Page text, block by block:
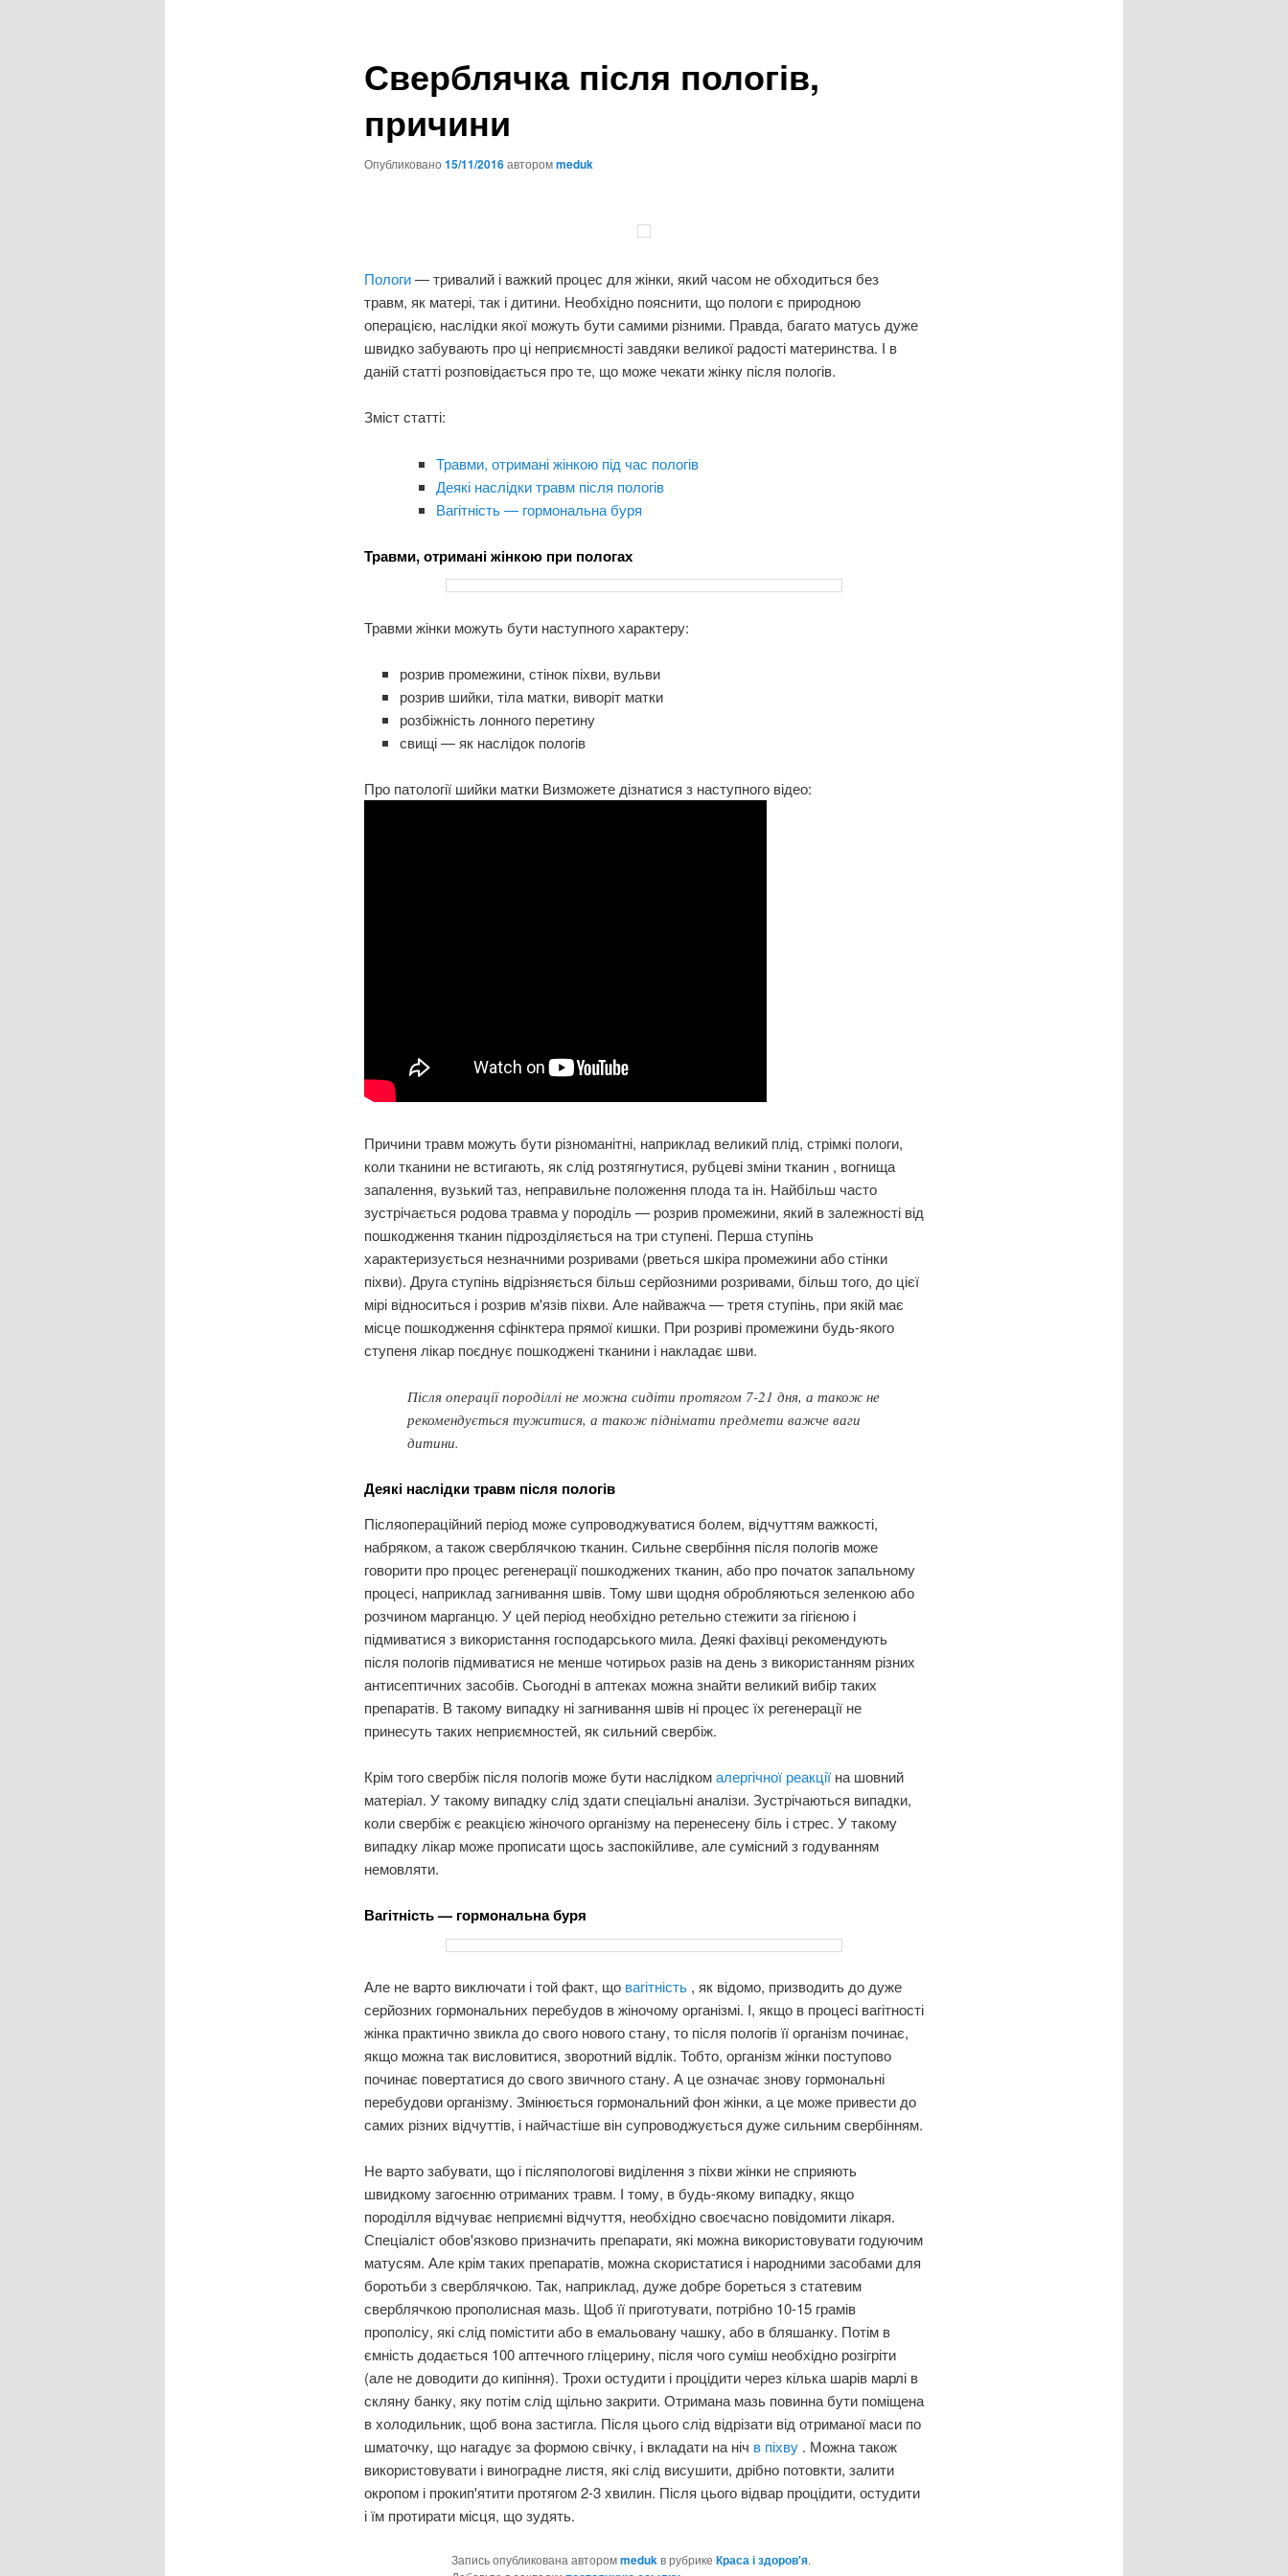
Сверблячка після пологів,
причини
Опубликовано 15/11/2016авторомmeduk
Пологи— тривалий і важкий процес для жінки, який часом не обходиться без
травм, як матері, так і дитини. Необхідно пояснити, що пологи є природною
операцією, наслідки якої можуть бути самими різними. Правда, багато матусь дуже
швидко забувають про ці неприємності завдяки великої радості материнства. І в
даній статті розповідається про те, що може чекати жінку після пологів.
Зміст статті:
Травми, отримані жінкою під час пологів
Деякі наслідки травм після пологів
Вагітність — гормональна буря
Травми, отримані жінкою при пологах
Травми жінки можуть бути наступного характеру:
розрив промежини, стінок піхви, вульви
розрив шийки, тіла матки, виворіт матки
розбіжність лонного перетину
свищі — як наслідок пологів
Про патології шийки матки Визможете дізнатися з наступного відео:
Причини травм можуть бути різноманітні, наприклад великий плід, стрімкі пологи,
коли тканини не встигають, як слід розтягнутися, рубцеві зміни тканин , вогнища
запалення, вузький таз, неправильне положення плода та ін. Найбільш часто
зустрічається родова травма у породіль — розрив промежини, який в залежності від
пошкодження тканин підрозділяється на три ступені. Перша ступінь
характеризується незначними розривами (рветься шкіра промежини або стінки
піхви). Друга ступінь відрізняється більш серйозними розривами, більш того, до цієї
мірі відноситься і розрив м'язів піхви. Але найважча — третя ступінь, при якій має
місце пошкодження сфінктера прямої кишки. При розриві промежини будь-якого
ступеня лікар поєднує пошкоджені тканини і накладає шви.
Після операції породіллі не можна сидіти протягом 7-21 дня, а також не
рекомендується тужитися, а також піднімати предмети важче ваги
дитини.
Деякі наслідки травм після пологів
Післяопераційний період може супроводжуватися болем, відчуттям важкості,
набряком, а також сверблячкою тканин. Сильне свербіння після пологів може
говорити про процес регенерації пошкоджених тканин, або про початок запальному
процесі, наприклад загнивання швів. Тому шви щодня обробляються зеленкою або
розчином марганцю. У цей період необхідно ретельно стежити за гігієною і
підмиватися з використання господарського мила. Деякі фахівці рекомендують
після пологів підмиватися не менше чотирьох разів на день з використанням різних
антисептичних засобів. Сьогодні в аптеках можна знайти великий вибір таких
препаратів. В такому випадку ні загнивання швів ні процес їх регенерації не
принесуть таких неприємностей, як сильний свербіж.
Крім того свербіж після пологів може бути наслідкомалергічної реакції на шовний
матеріал. У такому випадку слід здати спеціальні аналізи. Зустрічаються випадки,
коли свербіж є реакцією жіночого організму на перенесену біль і стрес. У такому
випадку лікар може прописати щось заспокійливе, але сумісний з годуванням
немовляти.
Вагітність — гормональна буря
Але не варто виключати і той факт, що вагітність , як відомо, призводить до дуже
серйозних гормональних перебудов в жіночому організмі. І, якщо в процесі вагітності
жінка практично звикла до свого нового стану, то після пологів її організм починає,
якщо можна так висловитися, зворотний відлік. Тобто, організм жінки поступово
починає повертатися до свого звичного стану. А це означає знову гормональні
перебудови організму. Змінюється гормональний фон жінки, а це може привести до
самих різних відчуттів, і найчастіше він супроводжується дуже сильним свербінням.
Не варто забувати, що і післяпологові виділення з піхви жінки не сприяють
швидкому загоєнню отриманих травм. І тому, в будь-якому випадку, якщо
породілля відчуває неприємні відчуття, необхідно своєчасно повідомити лікаря.
Спеціаліст обов'язково призначить препарати, які можна використовувати годуючим
матусям. Але крім таких препаратів, можна скористатися і народними засобами для
боротьби з сверблячкою. Так, наприклад, дуже добре бореться з статевим
сверблячкою прополисная мазь. Щоб її приготувати, потрібно 10-15 грамів
прополісу, які слід помістити або в емальовану чашку, або в бляшанку. Потім в
ємність додається 100 аптечного гліцерину, після чого суміш необхідно розігріти
(але не доводити до кипіння). Трохи остудити і процідити через кілька шарів марлі в
скляну банку, яку потім слід щільно закрити. Отримана мазь повинна бути поміщена
в холодильник, щоб вона застигла. Після цього слід відрізати від отриманої маси по
шматочку, що нагадує за формою свічку, і вкладати на ніч в піхву . Можна також
використовувати і виноградне листя, які слід висушити, дрібно потовкти, залити
окропом і прокип'ятити протягом 2-3 хвилин. Після цього відвар процідити, остудити
і їм протирати місця, що зудять.
Запись опубликована авторомmedukв рубрике Краса і здоров'я.